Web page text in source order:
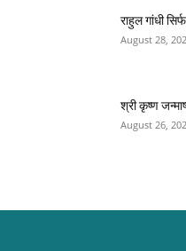
राहुल गांधी
August 28,
श्री कृष्ण
August 26,